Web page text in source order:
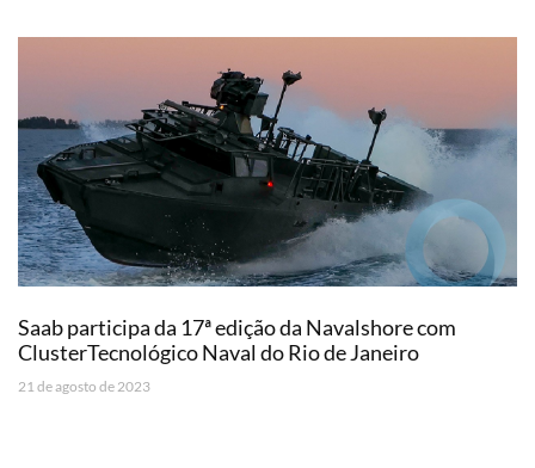
Saab participa da 17ª edição da Navalshore com
ClusterTecnológico Naval do Rio de Janeiro
21 de agosto de 2023